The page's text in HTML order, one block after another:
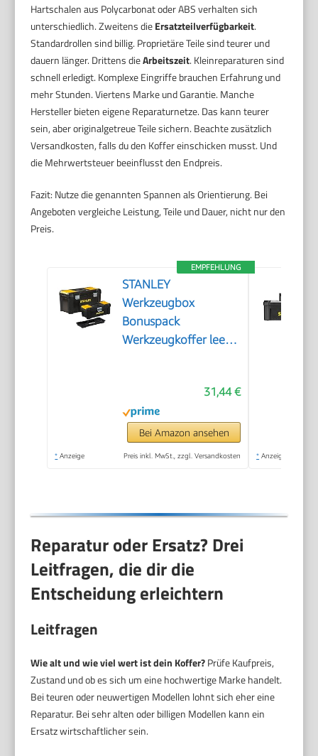
Hartschalen aus Polycarbonat oder ABS verhalten sich
unterschiedlich. Zweitens dieErsatzteilverfügbarkeit.
Standardrollen sind billig. Proprietäre Teile sind teurer und
dauern länger. Drittens dieArbeitszeit. Kleinreparaturen sind
schnell erledigt. Komplexe Eingriffe brauchen Erfahrung und
mehr Stunden. Viertens Marke und Garantie. Manche
Hersteller bieten eigene Reparaturnetze. Das kann teurer
sein, aber originalgetreue Teile sichern. Beachte zusätzlich
Versandkosten, falls du den Koffer einschicken musst. Und
die Mehrwertsteuer beeinflusst den Endpreis.
Fazit: Nutze die genannten Spannen als Orientierung. Bei
Angeboten vergleiche Leistung, Teile und Dauer, nicht nur den
Preis.
EMPFEHLUNG
STANLEY
Werkzeugbox
Bonuspack
Werkzeugkoffer leer
Werkzeugboxen mit
Metallschließen,
Organizer mit
31,44 €
Bei Amazon ansehen
* Anzeige Preis inkl. MwSt., zzgl. Versandkosten * Anzeige
Reparatur oder Ersatz? Drei
Leitfragen, die dir die
Entscheidung erleichtern
Leitfragen
Wie alt und wie viel wert ist dein Koffer?Prüfe Kaufpreis,
Zustand und ob es sich um eine hochwertige Marke handelt.
Bei teuren oder neuwertigen Modellen lohnt sich eher eine
Reparatur. Bei sehr alten oder billigen Modellen kann ein
Ersatz wirtschaftlicher sein.